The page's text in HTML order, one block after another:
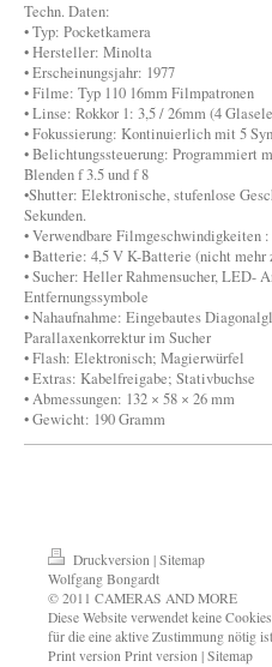
Techn. Daten:
• Typ: Pocketkamera
• Hersteller: Minolta
• Erscheinungsjahr: 1977
• Filme: Typ 110 16mm Filmpatronen
• Linse: Rokkor 1: 3,5 / 26mm (4
• Fokussierung: Kontinuierlich mit 5
• Belichtungssteuerung: Programmiert
Blenden f 3.5 und f 8
•Shutter: Elektronische, stufenlose
Sekunden.
• Verwendbare Filmgeschwindigkeiten
• Batterie: 4,5 V K-Batterie (nicht mehr
• Sucher: Heller Rahmensucher, LED-
Entfernungssymbole
• Nahaufnahme: Eingebautes
Parallaxenkorrektur im Sucher
• Flash: Elektronisch; Magierwürfel
• Extras: Kabelfreigabe; Stativbuchse
• Abmessungen: 132 × 58 × 26 mm
• Gewicht: 190 Gramm
Druckversion | Sitemap
Wolfgang Bongardt
© 2011 CAMERAS AND MORE
Diese Website verwendet keine Cookies
für die eine aktive Zustimmung nötig
Print version Print version | Sitemap